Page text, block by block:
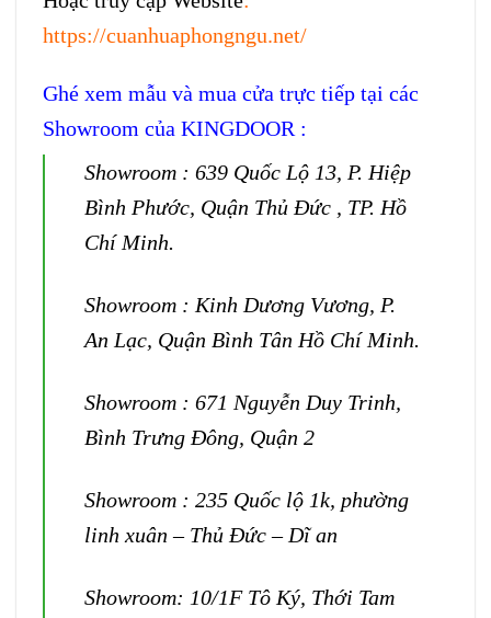
https://cuanhuaphongngu.net/
Ghé xem mẫu và mua cửa trực tiếp tại các
Showroom của KINGDOOR :
Showroom : 639 Quốc Lộ 13, P. Hiệp
Bình Phước, Quận Thủ Đức , TP. Hồ
Chí Minh.
Showroom : Kinh Dương Vương, P.
An Lạc, Quận Bình Tân Hồ Chí Minh.
Showroom : 671 Nguyễn Duy Trinh,
Bình Trưng Đông, Quận 2
Showroom : 235 Quốc lộ 1k, phường
linh xuân – Thủ Đức – Dĩ an
Showroom: 10/1F Tô Ký, Thới Tam